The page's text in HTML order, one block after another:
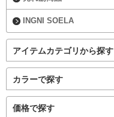
INGNI SOELA
アイテムカテゴリから探す
カラーで探す
価格で探す